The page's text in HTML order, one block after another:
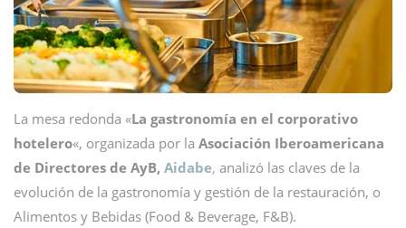
La mesa redonda «La gastronomía en el corporativo
hotelero«, organizada por la Asociación Iberoamericana
de Directores de AyB, Aidabe, analizó las claves de la
evolución de la gastronomía y gestión de la restauración, o
Alimentos y Bebidas (Food & Beverage, F&B).